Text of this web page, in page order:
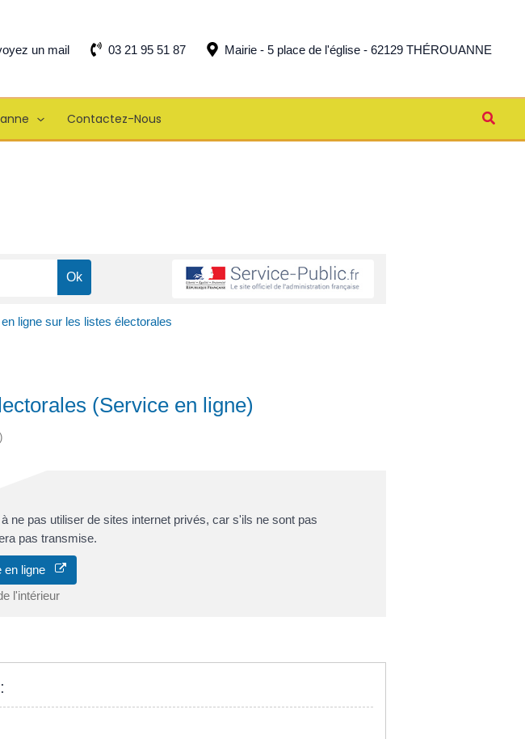
un mail 03 21 95 51 87 Mairie - 5 place de l'église - 62129 THÉROUANNE
Contactez-Nous
ligne sur les listes électorales
(Service en ligne)
à ne pas utiliser de sites internet privés, car s'ils ne sont pas
pas transmise.
en ligne
l'intérieur